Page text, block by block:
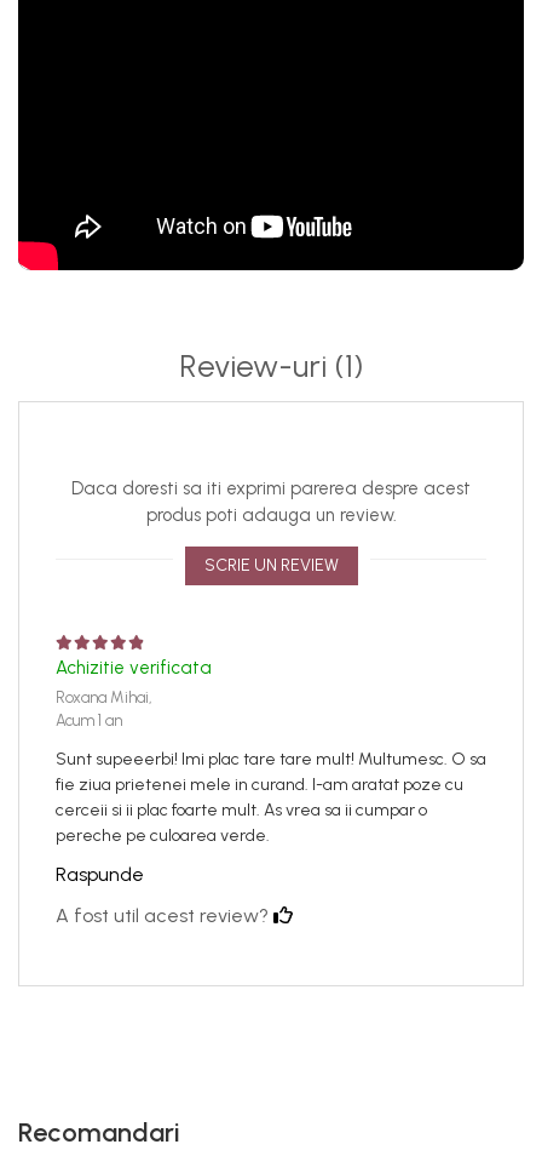
Review-uri (1)
Daca doresti sa iti exprimi parerea despre acest
produs poti adauga un review.
SCRIE UN REVIEW
Achizitie verificata
Roxana Mihai,
Acum 1 an
Sunt supeeerbi! Imi plac tare tare mult! Multumesc. O sa
fie ziua prietenei mele in curand. I-am aratat poze cu
cerceii si ii plac foarte mult. As vrea sa ii cumpar o
pereche pe culoarea verde.
Raspunde
A fost util acest review?
Recomandari